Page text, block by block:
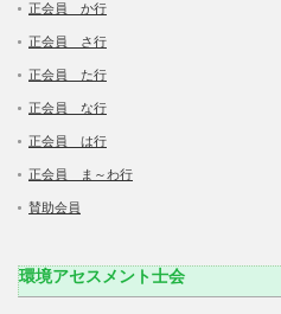
正会員 か行
正会員 さ行
正会員 た行
正会員 な行
正会員 は行
正会員 ま～わ行
賛助会員
環境アセスメント士会